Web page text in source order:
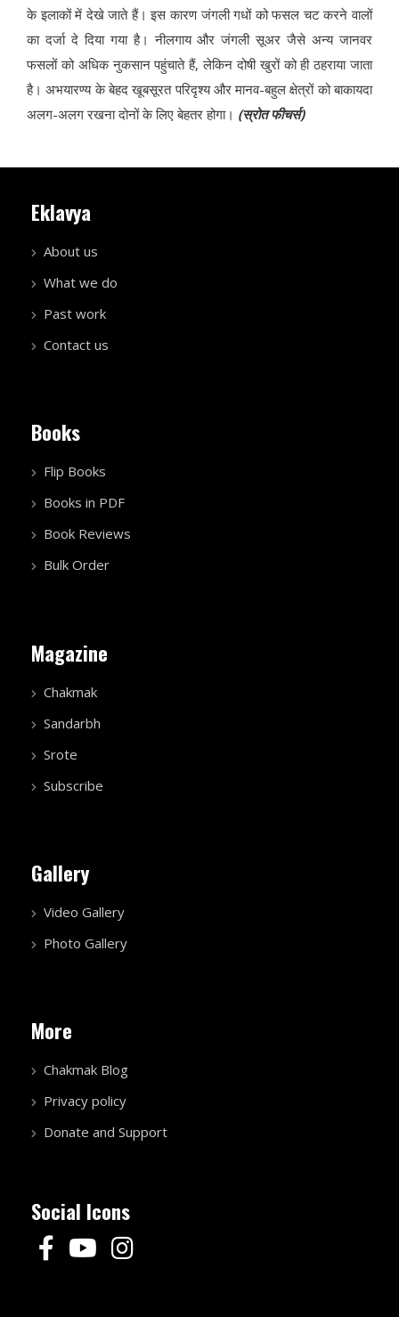
के इलाकों में देखे जाते हैं। इस कारण जंगली गधों को फसल चट करने वालों
का दर्जा दे दिया गया है। नीलगाय और जंगली सूअर जैसे अन्य जानवर
फसलों को अधिक नुकसान पहुंचाते हैं, लेकिन दोषी खुरों को ही ठहराया जाता
है। अभयारण्य के बेहद खूबसूरत परिदृश्य और मानव-बहुल क्षेत्रों को बाकायदा
अलग-अलग रखना दोनों के लिए बेहतर होगा। (स्रोत फीचर्स)
Eklavya
About us
What we do
Past work
Contact us
Books
Flip Books
Books in PDF
Book Reviews
Bulk Order
Magazine
Chakmak
Sandarbh
Srote
Subscribe
Gallery
Video Gallery
Photo Gallery
More
Chakmak Blog
Privacy policy
Donate and Support
Social Icons